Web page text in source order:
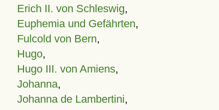
Erich II. von Schleswig,
Euphemia und Gefährten,
Fulcold von Bern,
Hugo,
Hugo III. von Amiens,
Johanna,
Johanna de Lambertini,